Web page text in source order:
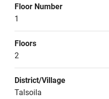
Floor Number
1
Floors
2
District/Village
Talsoila